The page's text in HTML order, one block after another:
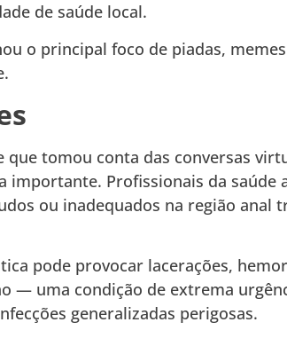
de saúde local.
o principal foco de piadas,
tomou conta das conversas
importante. Profissionais da saúde
ou inadequados na região anal
pode provocar lacerações,
— uma condição de extrema
generalizadas perigosas.